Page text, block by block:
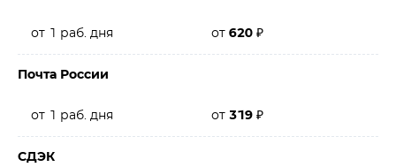
от 1 раб. дня от 620 ₽
Почта России
от 1 раб. дня от 319 ₽
СДЭК